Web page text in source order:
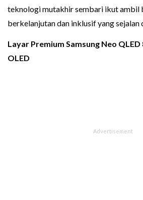
teknologi mutakhir sembari ikut ambil
berkelanjutan dan inklusif yang sejalan
Layar Premium Samsung Neo QLED
OLED